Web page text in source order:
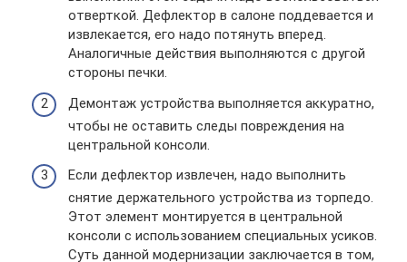
отверткой. Дефлектор в салоне поддевается и
извлекается, его надо потянуть вперед.
Аналогичные действия выполняются с другой
стороны печки.
Демонтаж устройства выполняется аккуратно,
чтобы не оставить следы повреждения на
центральной консоли.
Если дефлектор извлечен, надо выполнить
снятие держательного устройства из торпедо.
Этот элемент монтируется в центральной
консоли с использованием специальных усиков.
Суть данной модернизации заключается в том,